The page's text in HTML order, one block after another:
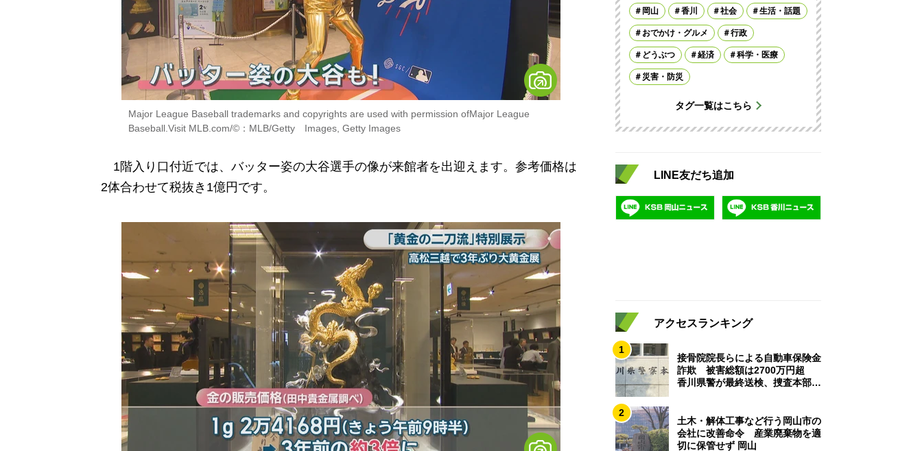
Major League Baseball trademarks and copyrights are used with permission ofMajor League
Baseball.Visit MLB.com/©：MLB/Getty Images, Getty Images
1階入り口付近では、バッター姿の大谷選手の像が来館者を出迎えます。参考価格は
2体合わせて税抜き1億円です。
岡山 香川 社会 生活・話題
おでかけ・グルメ 行政
どうぶつ 経済 科学・医療
災害・防災
タグ一覧はこちら
LINE友だち追加
アクセスランキング
1
接骨院院長らによる自動車保険金
詐欺 被害総額は2700万円超
香川県警が最終送検、捜査本部解
2
土木・解体工事など行う岡山市の
会社に改善命令 産業廃棄物を適
切に保管せず 岡山